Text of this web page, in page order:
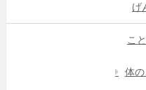
げ
こ
体